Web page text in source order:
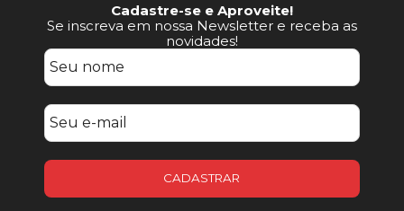
Cadastre-se e Aproveite!
Se inscreva em nossa Newsletter e receba as
novidades!
CADASTRAR